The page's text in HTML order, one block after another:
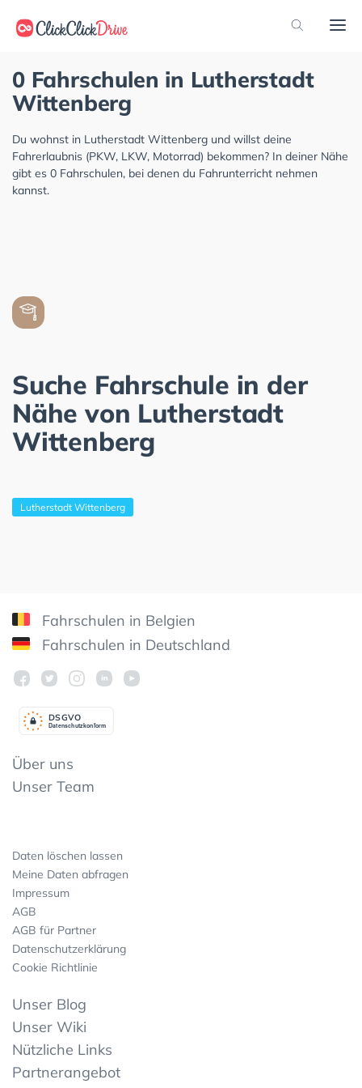
0 Fahrschulen in Lutherstadt
Wittenberg
Du wohnst in Lutherstadt Wittenberg und willst deine
Fahrerlaubnis (PKW, LKW, Motorrad) bekommen? In deiner Nähe
gibt es 0 Fahrschulen, bei denen du Fahrunterricht nehmen
kannst.
Suche Fahrschule in der
Nähe von Lutherstadt
Wittenberg
Lutherstadt Wittenberg
Fahrschulen in Belgien
Fahrschulen in Deutschland
Datenschutzkonform
DSGVO
Über uns
Unser Team
Daten löschen lassen
Meine Daten abfragen
Impressum
AGB
AGB für Partner
Datenschutzerklärung
Cookie Richtlinie
Unser Blog
Unser Wiki
Nützliche Links
Partnerangebot